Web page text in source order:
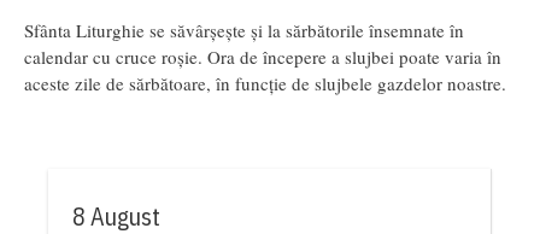
Sfânta Liturghie se săvârșește și la sărbătorile însemnate în
calendar cu cruce roșie. Ora de începere a slujbei poate varia în
aceste zile de sărbătoare, în funcție de slujbele gazdelor noastre.
8 August